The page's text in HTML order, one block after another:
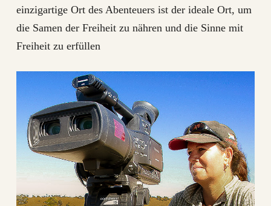
einzigartige Ort des Abenteuers ist der ideale Ort, um
die Samen der Freiheit zu nähren und die Sinne mit
Freiheit zu erfüllen